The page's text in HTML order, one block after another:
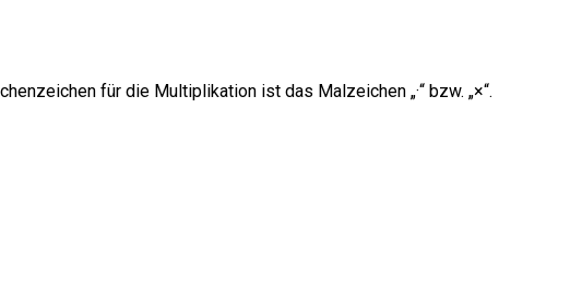
für die Multiplikation ist das Malzeichen „·“ bzw. „×“.